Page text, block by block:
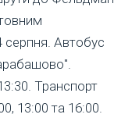
Автобус
Транспорт
13:00 та 16:00.